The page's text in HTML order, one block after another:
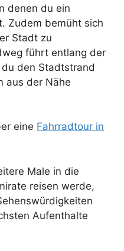
denen du ein
Zudem bemüht sich
Stadt zu
führt entlang der
den Stadtstrand
aus der Nähe
eine Fahrradtour in
Male in die
reisen werde,
Aufenthalte